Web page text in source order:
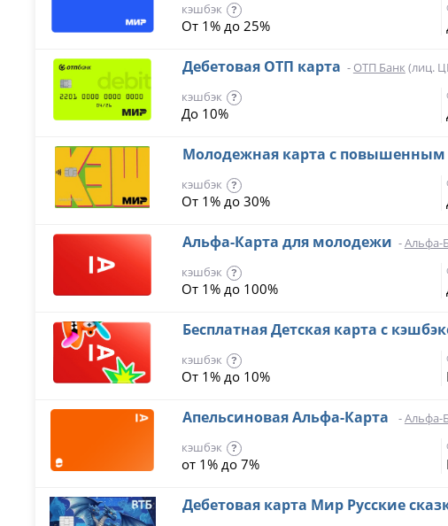
кэшбэк
?
От 1% до 25%
Дебетовая ОТП карта - ОТП Банк (лиц.
кэшбэк
?
До 10%
Молодежная карта с
кэшбэк
?
От 1% до 30%
Альфа-Карта для молодежи -Альфа-
кэшбэк
?
От 1% до 100%
Бесплатная Детская карта с
кэшбэк
?
От 1% до 10%
Апельсиновая Альфа-Карта -Альфа-
кэшбэк
?
от 1% до 7%
Дебетовая карта Мир Русские